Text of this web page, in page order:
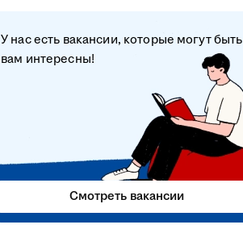
У нас есть вакансии, которые могут быть
вам интересны!
Смотреть вакансии